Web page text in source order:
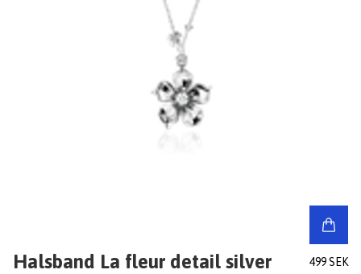
Halsband La fleur detail silver 499 SEK